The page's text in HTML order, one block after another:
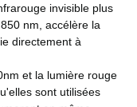
invisible plus
nm, accélère la
directement à
et la lumière rouge
sont utilisées